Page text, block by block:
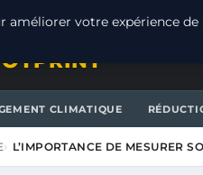
CLIMATIQUE
L’IMPORTANCE DE MESURER
améliorer votre expérience